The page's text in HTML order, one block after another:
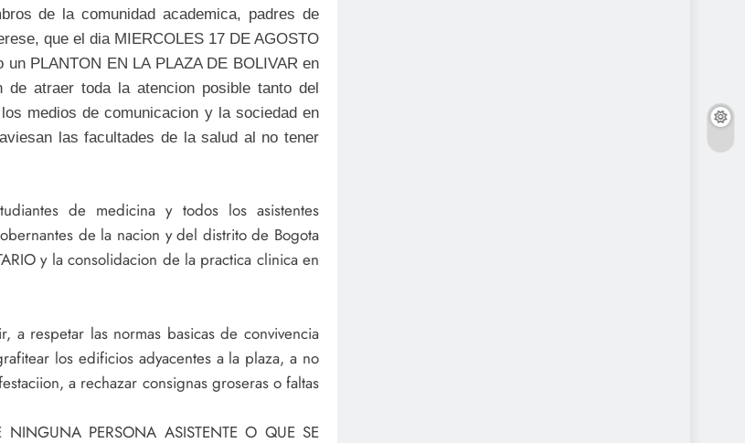
de la comunidad academica, padres de
que el dia MIERCOLES 17 DE AGOSTO
PLANTON EN LA PLAZA DE BOLIVAR en
atraer toda la atencion posible tanto del
medios de comunicacion y la sociedad en
las facultades de la salud al no tener
de medicina y todos los asistentes
de la nacion y del distrito de Bogota
y la consolidacion de la practica clinica en
a respetar las normas basicas de convivencia
los edificios adyacentes a la plaza, a no
a rechazar consignas groseras o faltas
PERSONA ASISTENTE O QUE SE